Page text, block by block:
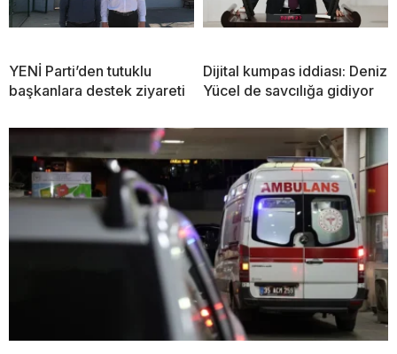
YENİ Parti’den tutuklu
başkanlara destek ziyareti
Dijital kumpas iddiası: Deniz
Yücel de savcılığa gidiyor